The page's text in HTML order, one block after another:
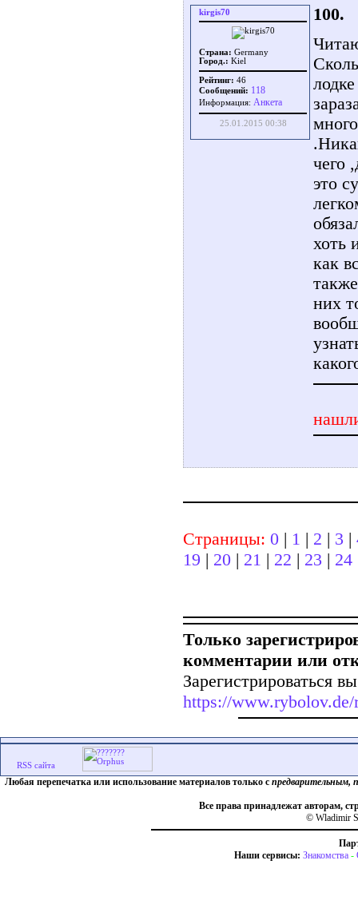
kirgis70
Страна: Germany
Город.: Kiel
Рейтинг: 46
Сообщений: 118
Информация: Aнкета
25.01.2015 00:38
100.
чего
это
хоть
как
них
Страницы: 0 | 1 | 2 | 3 |
19 | 20 | 21 | 22 | 23 | 24
Только
комментарии или
Зарегистрироваться
https://www.rybolov.de/
Любая перепечатка или использование материалов только с предварительным,
Все права принадлежат авторам,
© Wladimir
Наши сервисы: Знакомства -